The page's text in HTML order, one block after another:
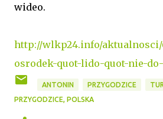
wideo.
http://wlkp24.info/
osrodek-quot-lido-quot-nie-
ANTONIN PRZYGODZICE
PRZYGODZICE, POLSKA